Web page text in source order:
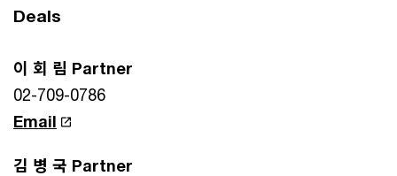
Deals
이 회 림 Partner
02-709-0786
Email
김 병 국 Partner